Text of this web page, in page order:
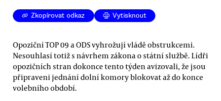
Zkopírovat odkaz Vytisknout
Opoziční TOP 09 a ODS vyhrožují vládě obstrukcemi.
Nesouhlasí totiž s návrhem zákona o státní službě. Lídři
opozičních stran dokonce tento týden avizovali, že jsou
připraveni jednání dolní komory blokovat až do konce
volebního období.